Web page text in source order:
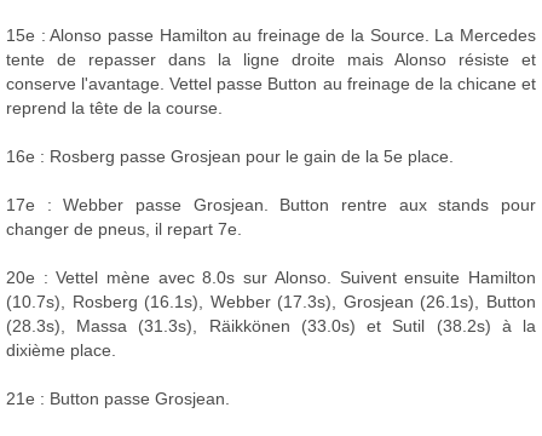
15e : Alonso passe Hamilton au freinage de la Source. La Mercedes
tente de repasser dans la ligne droite mais Alonso résiste et
conserve l'avantage. Vettel passe Button au freinage de la chicane et
reprend la tête de la course.
16e : Rosberg passe Grosjean pour le gain de la 5e place.
17e : Webber passe Grosjean. Button rentre aux stands pour
changer de pneus, il repart 7e.
20e : Vettel mène avec 8.0s sur Alonso. Suivent ensuite Hamilton
(10.7s), Rosberg (16.1s), Webber (17.3s), Grosjean (26.1s), Button
(28.3s), Massa (31.3s), Räikkönen (33.0s) et Sutil (38.2s) à la
dixième place.
21e : Button passe Grosjean.